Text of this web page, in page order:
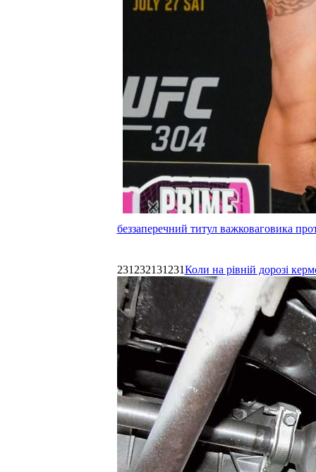
беззаперечний титул важковаговика
231232131231Коли на рівній дорозі